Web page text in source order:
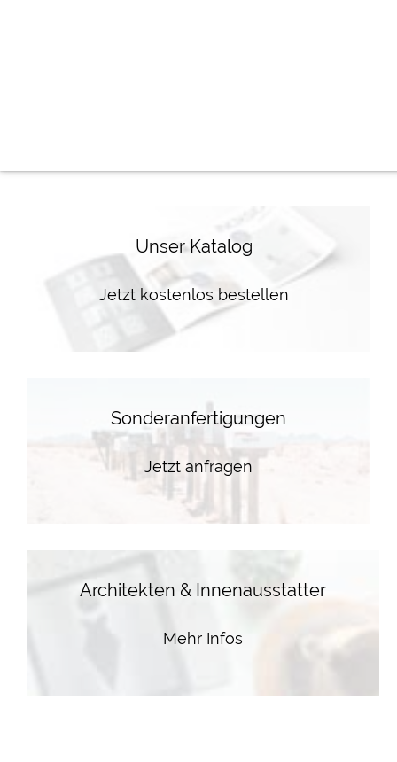
Unser Katalog
Jetzt kostenlos bestellen
Sonderanfertigungen
Jetzt anfragen
Architekten & Innenausstatter
Mehr Infos